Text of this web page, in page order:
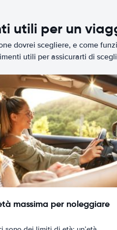
utili per un
dovrei scegliere, e come
utili per assicurarti di
massima per noleggiare